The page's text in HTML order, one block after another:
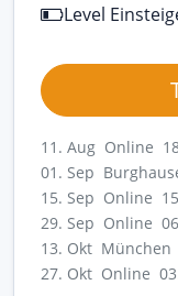
Level
11. Aug Online
01. Sep
15. Sep Online
29. Sep Online
13. Okt München
27. Okt Online